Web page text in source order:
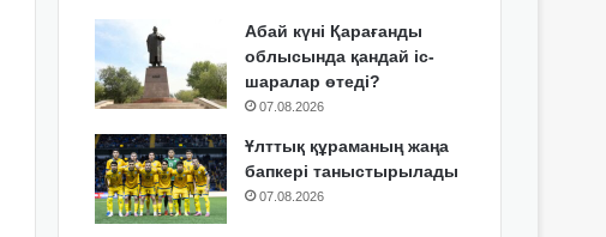
Абай күні Қарағанды
облысында қандай іс-
шаралар өтеді?
07.08.2026
Ұлттық құраманың жаңа
бапкері таныстырылады
07.08.2026